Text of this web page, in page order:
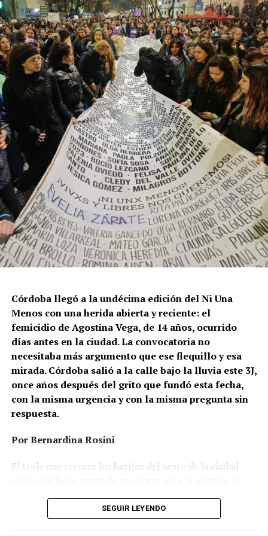
abajo. Viaje en barco de MU desde el bajo delta
bonaerense, para conocer y escuchar a isleños,
productores, docentes, ambientalistas y vecinos que
resisten otra avanzada sobre un territorio en disputa.
Por Francisco Pandolfi
Descargar la Mu en PDF
Ganar la vida: La historia de (no)
Su hijo Ciro tenía 120 veces más agrotóxicos que lo
Córdoba llegó a la undécima edición del Ni Una
Menos con una herida abierta y reciente: el
femicidio de Agostina Vega, de 14 años, ocurrido
días antes en la ciudad. La convocatoria no
necesitaba más argumento que ese flequillo y esa
mirada. Córdoba salió a la calle bajo la lluvia este 3J,
once años después del grito que fundó esta fecha,
con la misma urgencia y con la misma pregunta sin
respuesta.
Por Bernardina Rosini
El trole que recorre los barrios del oeste de la ciudad
Agostina Vega, 14 años. Era fácil intuir que será una
SEGUIR LEYENDO